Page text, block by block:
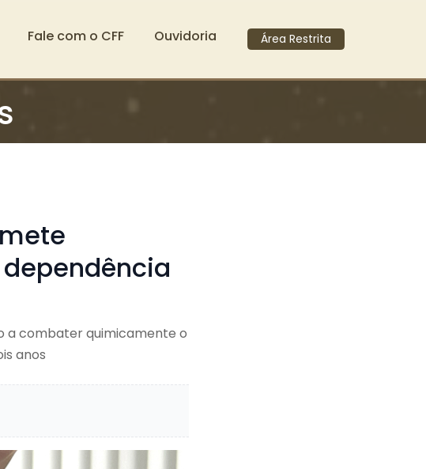
Fale com o CFF Ouvidoria Área Restrita
a combater quimicamente o
anos